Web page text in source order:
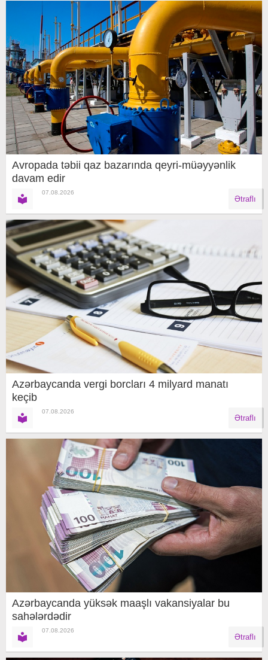
Avropada təbii qaz bazarında qeyri-müəyyənlik
davam edir
07.08.2026
Ətraflı
Azərbaycanda vergi borcları 4 milyard manatı
keçib
07.08.2026
Ətraflı
Azərbaycanda yüksək maaşlı vakansiyalar bu
sahələrdədir
07.08.2026
Ətraflı